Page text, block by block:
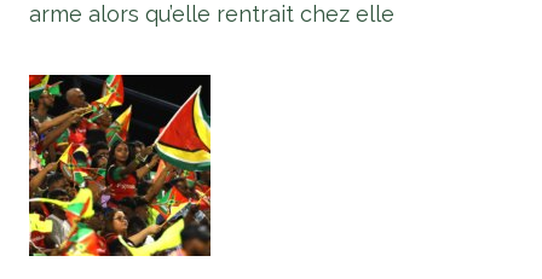
arme alors qu’elle rentrait chez elle